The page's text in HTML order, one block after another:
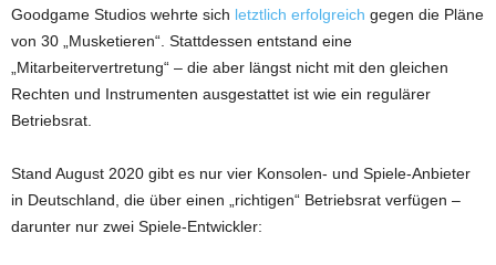
Goodgame Studios wehrte sich letztlich erfolgreich gegen die Pläne
von 30 „Musketieren“. Stattdessen entstand eine
„Mitarbeitervertretung“ – die aber längst nicht mit den gleichen
Rechten und Instrumenten ausgestattet ist wie ein regulärer
Betriebsrat.
Stand August 2020 gibt es nur vier Konsolen- und Spiele-Anbieter
in Deutschland, die über einen „richtigen“ Betriebsrat verfügen –
darunter nur zwei Spiele-Entwickler: